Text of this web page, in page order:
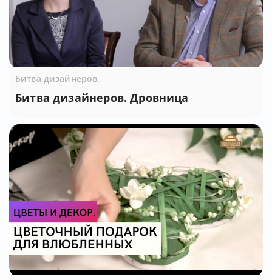
Битва дизайнеров.
Битва дизайнеров. Дровница